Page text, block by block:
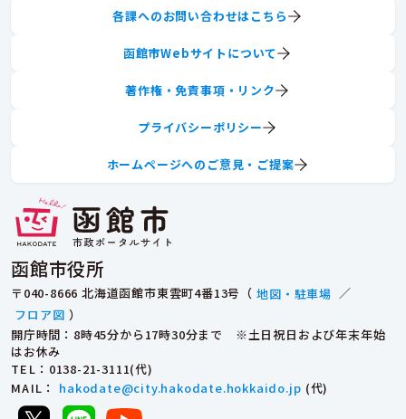
函館市役所
〒040-8666 北海道函館市東雲町4番13号（ 地図・駐車場 ／
フロア図 ）
開庁時間：8時45分から17時30分まで ※土日祝日および年末年始
はお休み
TEL ：0138-21-3111(代)
MAIL ： hakodate@city.hakodate.hokkaido.jp (代)
各課へのお問い合わせはこちら
函館市Webサイトについて
著作権・免責事項・リンク
プライバシーポリシー
ホームページへのご意見・ご提案